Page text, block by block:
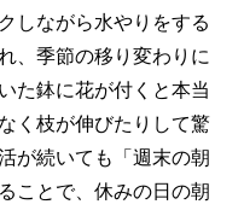
しながら水やりをする
、季節の移り変わりに
た鉢に花が付くと本当
く枝が伸びたりして驚
が続いても「週末の朝
ことで、休みの日の朝